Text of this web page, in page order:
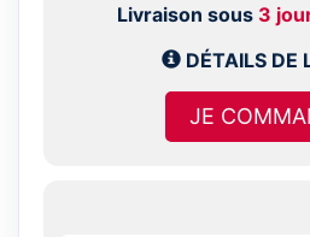
Livraison sous 3
DÉTAILS DE
JE